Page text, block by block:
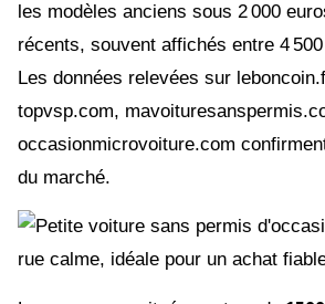
les modèles anciens sous 2 000
récents, souvent affichés entre 4
Les données relevées sur
topvsp.com,
occasionmicrovoiture.com
du marché.